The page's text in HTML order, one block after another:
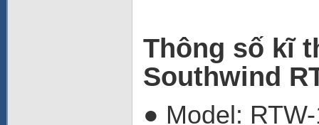
Thông số kĩ
Southwind
● Model: